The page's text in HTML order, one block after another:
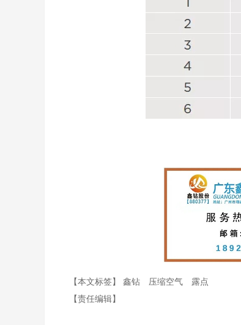
【本文标签】 鑫钻 压缩空气
露点
【责任编辑】